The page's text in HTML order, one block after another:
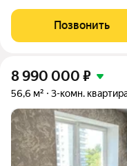
функциональная
бизнес-класса в центре
Позвонить
8 990 000 ₽
56,6 м² 3-комн.